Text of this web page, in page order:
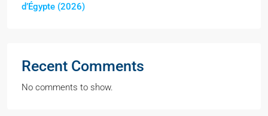
d’Égypte (2026)
Recent Comments
No comments to show.